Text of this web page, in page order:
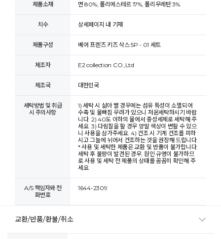
제품소재 면 80%, 폴리에스테르 17%, 폴리우레탄 3%
치수 상세페이지 내 기재
제품구성 베어 프렌즈 키즈 삭스 5P - 01 세트
제조자 E2 collection CO.,Ltd
제조국 대한민국
세탁방법 및 취급
시 주의사항
1) 세탁 시 삶아 빨 경우에는 섬유 특성이 소멸되어
수축 및 물빠짐 우려가 있으니 저온세탁하시기 바랍
니다. 2) 40도 이하의 물에서 중성세제로 세탁해 주
세요. 3) 다림질을 할 경우 양말 색상이 변할 수 있으
니 사용을 삼가주세요. 4) 건조 시 기계 건조를 피하
시고 그늘에 뉘어서 건조하는 것을 권장해 드립니다.
* 사용 및 세탁한 제품은 교환 및 반품이 불가합니다.
세탁 후 불량이 발견된 경우, 원인 규명이 불가하므
로 사용 및 세탁 전 제품의 상태를 꼼꼼히 확인해 주
세요.
A/S 책임자와 전
화번호
1644-2309
교환/반품/환불/취소